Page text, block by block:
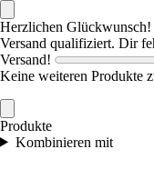
Herzlichen Glückwunsch!
Versand qualifiziert. Dir
Versand!
Keine weiteren Produkte
Produkte
Kombinieren mit